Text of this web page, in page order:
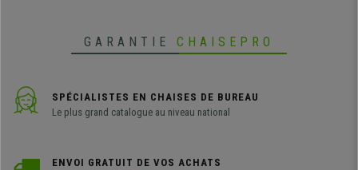
GARANTIE CHAISEPRO
SPÉCIALISTES EN CHAISES DE BUREAU
Le plus grand catalogue au niveau national
ENVOI GRATUIT DE VOS ACHATS